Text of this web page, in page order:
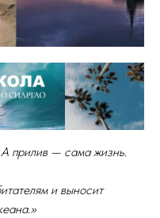
прилив — сама жизнь.
и выносит